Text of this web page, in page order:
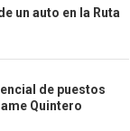
un auto en la Ruta
de puestos
Quintero